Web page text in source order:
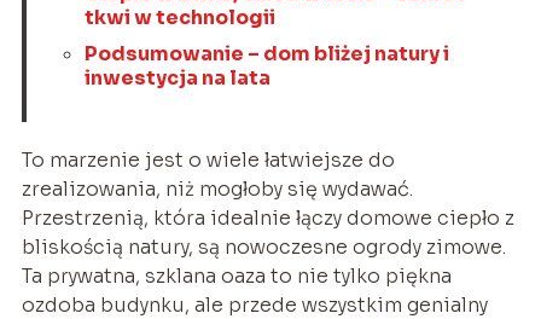
tkwi w technologii
Podsumowanie – dom bliżej natury i
inwestycja na lata
To marzenie jest o wiele łatwiejsze do
zrealizowania, niż mogłoby się wydawać.
Przestrzenią, która idealnie łączy domowe ciepło z
bliskością natury, są nowoczesne ogrody zimowe.
Ta prywatna, szklana oaza to nie tylko piękna
ozdoba budynku, ale przede wszystkim genialny